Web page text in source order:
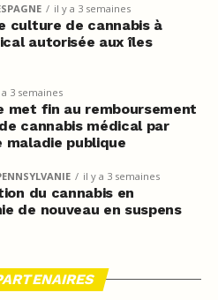
il y a 3 semaines
culture de cannabis à
autorisée aux îles
3 semaines
met fin au remboursement
cannabis médical par
maladie publique
il y a 3 semaines
du cannabis en
de nouveau en suspens